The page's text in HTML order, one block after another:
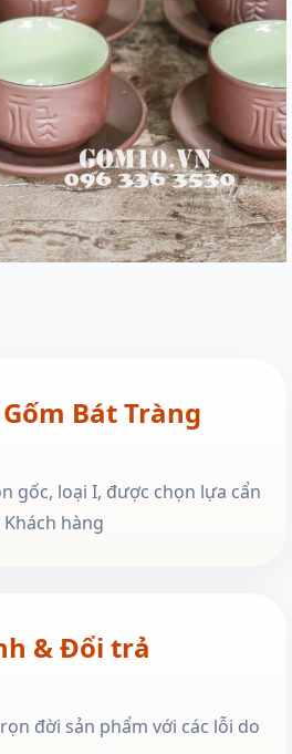
Bát Tràng
gốc, loại I, được chọn lựa cẩn
hàng
& Đổi trả
đời sản phẩm với các lỗi do